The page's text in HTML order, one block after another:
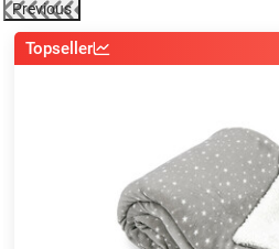
Previous
Topseller